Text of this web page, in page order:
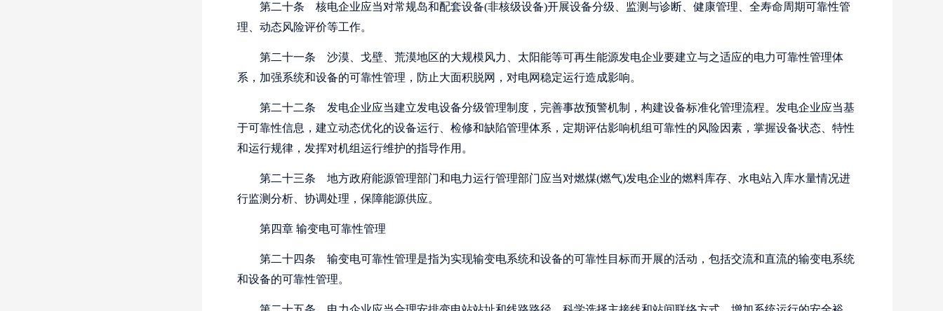
第二十条 核电企业应当对常规岛和配套设备(非核级设备)开展设备分级、监测与诊断、健康管理、全寿命周期可靠性管
理、动态风险评价等工作。
第二十一条 沙漠、戈壁、荒漠地区的大规模风力、太阳能等可再生能源发电企业要建立与之适应的电力可靠性管理体
系，加强系统和设备的可靠性管理，防止大面积脱网，对电网稳定运行造成影响。
第二十二条 发电企业应当建立发电设备分级管理制度，完善事故预警机制，构建设备标准化管理流程。发电企业应当基
于可靠性信息，建立动态优化的设备运行、检修和缺陷管理体系，定期评估影响机组可靠性的风险因素，掌握设备状态、特性
和运行规律，发挥对机组运行维护的指导作用。
第二十三条 地方政府能源管理部门和电力运行管理部门应当对燃煤(燃气)发电企业的燃料库存、水电站入库水量情况进
行监测分析、协调处理，保障能源供应。
第四章 输变电可靠性管理
第二十四条 输变电可靠性管理是指为实现输变电系统和设备的可靠性目标而开展的活动，包括交流和直流的输变电系统
和设备的可靠性管理。